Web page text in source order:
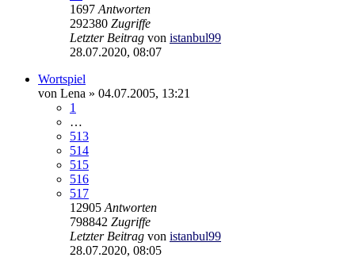
1697 Antworten
292380 Zugriffe
Letzter Beitrag von istanbul99
28.07.2020, 08:07
Wortspiel
von Lena » 04.07.2005, 13:21
1
…
513
514
515
516
517
12905 Antworten
798842 Zugriffe
Letzter Beitrag von istanbul99
28.07.2020, 08:05